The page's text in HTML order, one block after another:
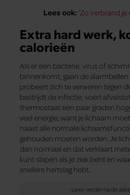
Lees ook: ‘Zo verbrand je
Extra hard werk,
calorieën
Als er een bacterie, virus of
binnenkomt, gaan de alarmbellen
probeert zich te verweren tegen
bestrijdt de infectie, voert
thermostaat een paar graden
veel energie, want je lichaam
naast alle normale
gehouden moeten worden. Je
dan normaal en dat verklaart
kunt slapen als je ziek bent en
snellere hartslag hebt.